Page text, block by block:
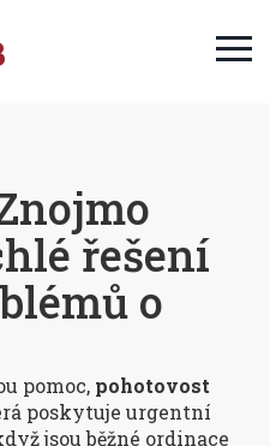
řešení
o
pomoc, pohotovost
poskytuje urgentní
jsou běžné ordinace